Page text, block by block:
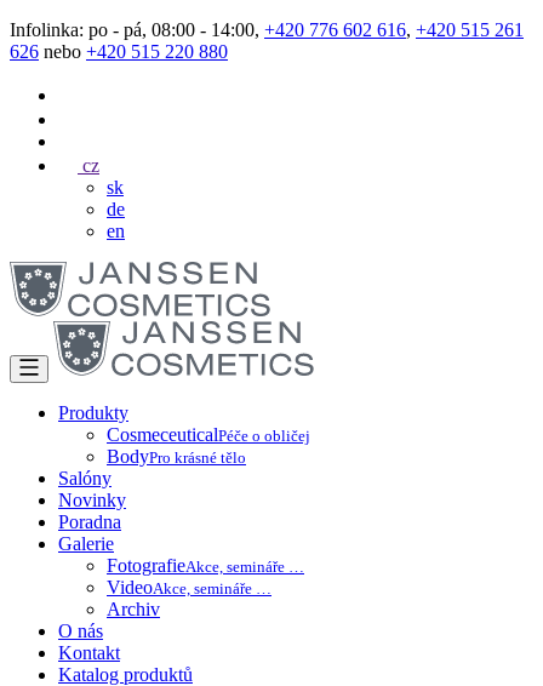
Infolinka: po - pá, 08:00 - 14:00, +420 776 602 616, +420 515 261
626 nebo +420 515 220 880
cz
sk
de
en
Produkty
CosmeceuticalPéče o obličej
BodyPro krásné tělo
Salóny
Novinky
Poradna
Galerie
FotografieAkce, semináře …
VideoAkce, semináře …
Archiv
O nás
Kontakt
Katalog produktů